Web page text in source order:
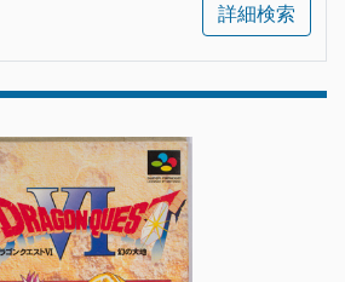
詳細検索